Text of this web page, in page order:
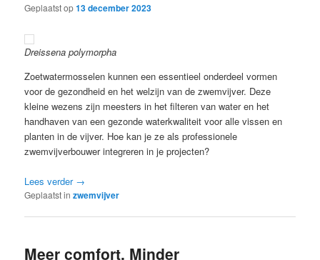
Geplaatst op13 december 2023
Dreissena polymorpha
Zoetwatermosselen kunnen een essentieel onderdeel vormen
voor de gezondheid en het welzijn van de zwemvijver. Deze
kleine wezens zijn meesters in het filteren van water en het
handhaven van een gezonde waterkwaliteit voor alle vissen en
planten in de vijver. Hoe kan je ze als professionele
zwemvijverbouwer integreren in je projecten?
Lees verder →
Geplaatst in zwemvijver
Meer comfort. Minder